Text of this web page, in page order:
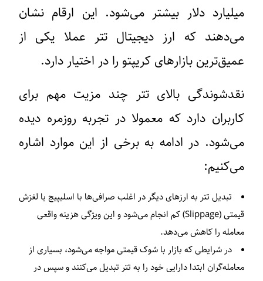
میلیارد دلار بیشتر می‌شود. این ارقام نشان
می‌دهند که ارز دیجیتال تتر عملا یکی از
عمیق‌ترین بازارهای کریپتو را در اختیار دارد.
نقدشوندگی بالای تتر چند مزیت مهم برای
کاربران دارد که معمولا در تجربه روزمره دیده
می‌شود. در ادامه به برخی از این موارد اشاره
می‌کنیم:
تبدیل تتر به ارزهای دیگر در اغلب صرافی‌ها با اسلیپیج یا لغزش
قیمتی (Slippage) کم انجام می‌شود و این ویژگی هزینه واقعی
معامله را کاهش می‌دهد.
در شرایطی که بازار با شوک قیمتی مواجه می‌شود، بسیاری از
معامله‌گران ابتدا دارایی خود را به تتر تبدیل می‌کنند و سپس در